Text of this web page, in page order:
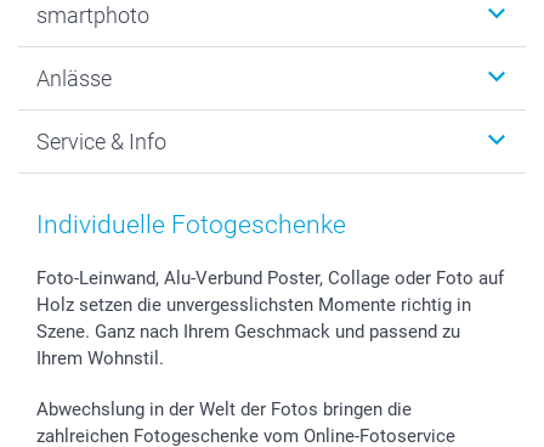
Fotogeschenke
MyNameBook
Fotoabzüge, Fotos als Buch & Poster
Zubehör & Material
Foto-Kalender & Agenden
Sticker & Etiketten
Geschenk-Gutscheine (PDF)
smartphoto
Warum smartphoto
Datenschutz
AGB
Presse
Partnerprogramme
Investor Relations
B2B smartbusiness
Widerrufsrecht
Anlässe
Neujahr
Muttertag
Kommunion & Konfirmation
Hochzeit
Geburtstag
Geburt
Zu allen Anlässen
Service & Info
Anmelden /Registrieren
Preise und Versandkosten
Lieferfristen
72h Lieferung
Zahlungsmöglichkeiten
Sitemap
Status der Bestellung
smartfriends
Individuelle Fotogeschenke
Foto-Leinwand, Alu-Verbund Poster, Collage oder Foto auf
Holz setzen die unvergesslichsten Momente richtig in
Szene. Ganz nach Ihrem Geschmack und passend zu
Ihrem Wohnstil.
Abwechslung in der Welt der Fotos bringen die
zahlreichen Fotogeschenke vom Online-Fotoservice